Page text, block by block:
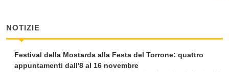
NOTIZIE
Festival della Mostarda alla Festa del Torrone: quattro
appuntamenti dall'8 al 16 novembre